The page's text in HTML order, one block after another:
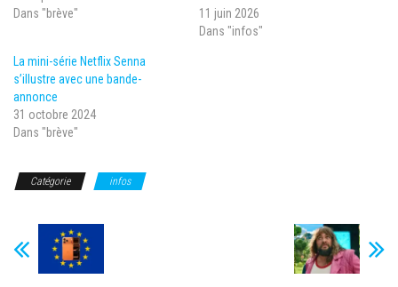
Dans "brève"
11 juin 2026
Dans "infos"
La mini-série Netflix Senna
s’illustre avec une bande-
annonce
31 octobre 2024
Dans "brève"
Catégorie infos